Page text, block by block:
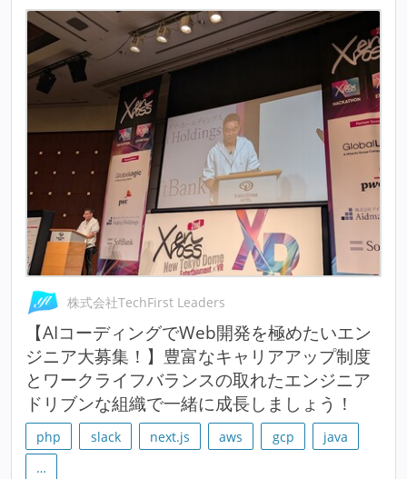
株式会社TechFirst Leaders
【AIコーディングでWeb開発を極めたいエン
ジニア大募集！】豊富なキャリアアップ制度
とワークライフバランスの取れたエンジニア
ドリブンな組織で一緒に成長しましょう！
php slack next.js aws gcp
java
…